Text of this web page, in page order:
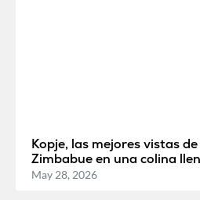
Kopje, las mejores vistas
Zimbabue en una colina
May 28, 2026